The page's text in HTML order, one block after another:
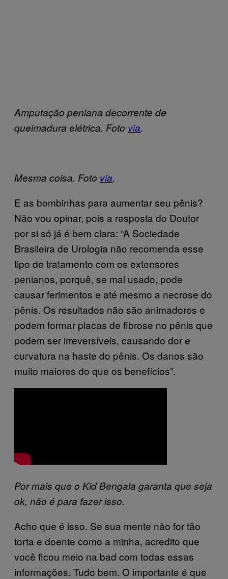
Amputação peniana decorrente de
queimadura elétrica. Foto via.
Mesma coisa. Foto via.
E as bombinhas para aumentar seu pênis?
Não vou opinar, pois a resposta do Doutor
por si só já é bem clara: “A Sociedade
Brasileira de Urologia não recomenda esse
tipo de tratamento com os extensores
penianos, porquê, se mal usado, pode
causar ferimentos e até mesmo a necrose do
pênis. Os resultados não são animadores e
podem formar placas de fibrose no pênis que
podem ser irreversíveis, causando dor e
curvatura na haste do pênis. Os danos são
muito maiores do que os benefícios”.
Por mais que o Kid Bengala garanta que seja
ok, não é para fazer isso.
Acho que é isso. Se sua mente não for tão
torta e doente como a minha, acredito que
você ficou meio na bad com todas essas
informações. Tudo bem. O importante é que